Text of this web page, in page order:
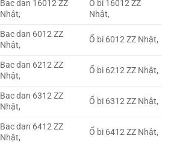
Bac dan 16012 ZZ
Nhật,
Ổ bi 16012 ZZ
Nhật,
Bac dan 6012 ZZ
Nhật,
Ổ bi 6012 ZZ Nhật,
Bac dan 6212 ZZ
Nhật,
Ổ bi 6212 ZZ Nhật,
Bac dan 6312 ZZ
Nhật,
Ổ bi 6312 ZZ Nhật,
Bac dan 6412 ZZ
Nhật,
Ổ bi 6412 ZZ Nhật,